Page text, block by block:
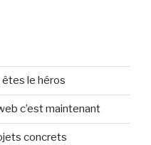
le héros
c’est maintenant
concrets